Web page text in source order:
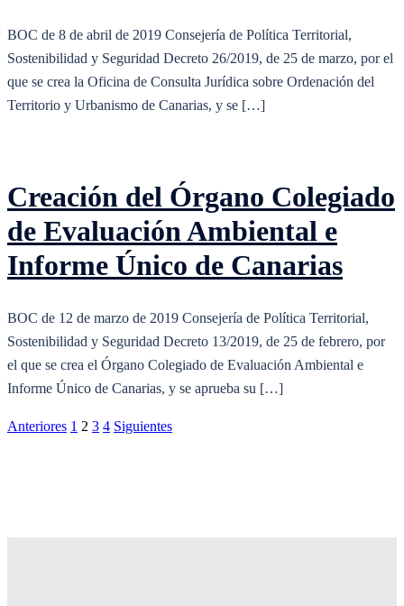
BOC de 8 de abril de 2019 Consejería de Política Territorial,
Sostenibilidad y Seguridad Decreto 26/2019, de 25 de marzo, por el
que se crea la Oficina de Consulta Jurídica sobre Ordenación del
Territorio y Urbanismo de Canarias, y se […]
Creación del Órgano Colegiado
de Evaluación Ambiental e
Informe Único de Canarias
BOC de 12 de marzo de 2019 Consejería de Política Territorial,
Sostenibilidad y Seguridad Decreto 13/2019, de 25 de febrero, por
el que se crea el Órgano Colegiado de Evaluación Ambiental e
Informe Único de Canarias, y se aprueba su […]
Paginación
Anteriores 1 2 3 4 Siguientes